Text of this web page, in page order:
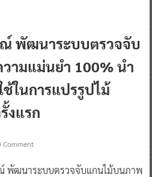
พัฒนาระบบตรวจจับ
ามแม่นยำ 100% นำ
ในการแปรรูปไม้
งแรก
Comment
พัฒนาระบบตรวจจับแกนไม้บนภาพ